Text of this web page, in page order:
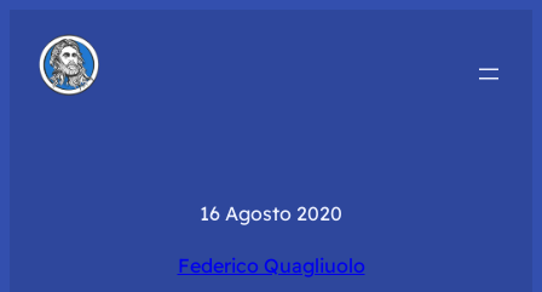
16 Agosto 2020
Federico Quagliuolo